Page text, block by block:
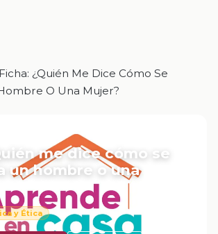
¿Quién Me Dice Cómo Se
O Una Mujer?
me dice cómo se
un hombre o una
y Ética